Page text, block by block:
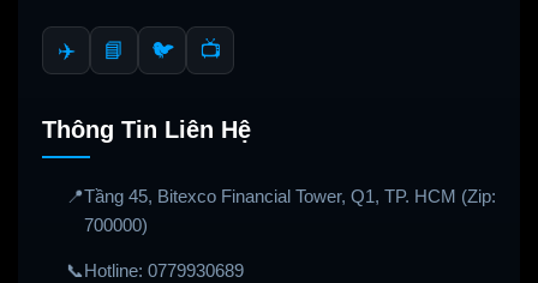
✈️ 📘 🐦 📺
Thông Tin Liên Hệ
📍Tầng 45, Bitexco Financial Tower, Q1, TP. HCM (Zip:
700000)
📞Hotline: 0779930689